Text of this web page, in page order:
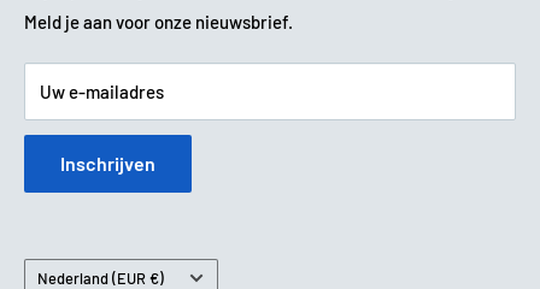
Meld je aan voor onze nieuwsbrief.
Uw e-mailadres
Inschrijven
Service & Reparatie
Betaalmethoden
Land
Nederland (EUR €)